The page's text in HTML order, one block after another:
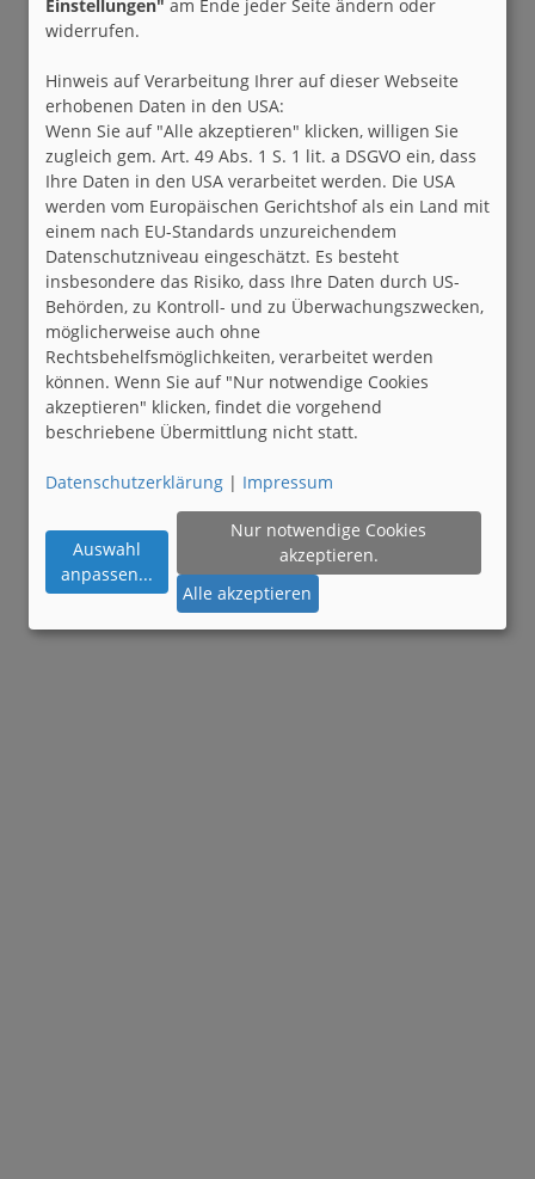
Einstellungen" am Ende jeder Seite ändern oder
widerrufen.
Hinweis auf Verarbeitung Ihrer auf dieser Webseite
erhobenen Daten in den USA:
Wenn Sie auf "Alle akzeptieren" klicken, willigen Sie
zugleich gem. Art. 49 Abs. 1 S. 1 lit. a DSGVO ein, dass
Ihre Daten in den USA verarbeitet werden. Die USA
werden vom Europäischen Gerichtshof als ein Land mit
einem nach EU-Standards unzureichendem
Datenschutzniveau eingeschätzt. Es besteht
insbesondere das Risiko, dass Ihre Daten durch US-
Behörden, zu Kontroll- und zu Überwachungszwecken,
möglicherweise auch ohne
Rechtsbehelfsmöglichkeiten, verarbeitet werden
können. Wenn Sie auf "Nur notwendige Cookies
akzeptieren" klicken, findet die vorgehend
beschriebene Übermittlung nicht statt.
Datenschutzerklärung | Impressum
Auswahl
anpassen...
Nur notwendige Cookies
akzeptieren.
Alle akzeptieren